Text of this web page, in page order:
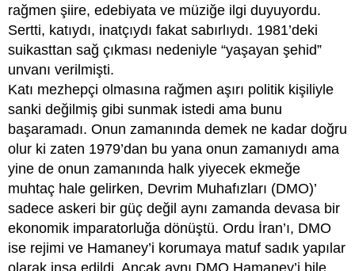
rağmen şiire, edebiyata ve müziğe ilgi duyuyordu.
Sertti, katıydı, inatçıydı fakat sabırlıydı. 1981’deki
suikasttan sağ çıkması nedeniyle “yaşayan şehid”
unvanı verilmişti.
Katı mezhepçi olmasına rağmen aşırı politik kişiliyle
sanki değilmiş gibi sunmak istedi ama bunu
başaramadı. Onun zamanında demek ne kadar doğru
olur ki zaten 1979’dan bu yana onun zamanıydı ama
yine de onun zamanında halk yiyecek ekmeğe
muhtaç hale gelirken, Devrim Muhafızları (DMO)’
sadece askeri bir güç değil aynı zamanda devasa bir
ekonomik imparatorluğa dönüştü. Ordu İran’ı, DMO
ise rejimi ve Hamaney’i korumaya matuf sadık yapılar